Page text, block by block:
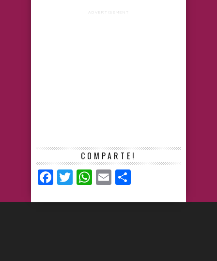
ADVERTISEMENT
COMPARTE!
Facebook
TwitterWhatsApp
Email